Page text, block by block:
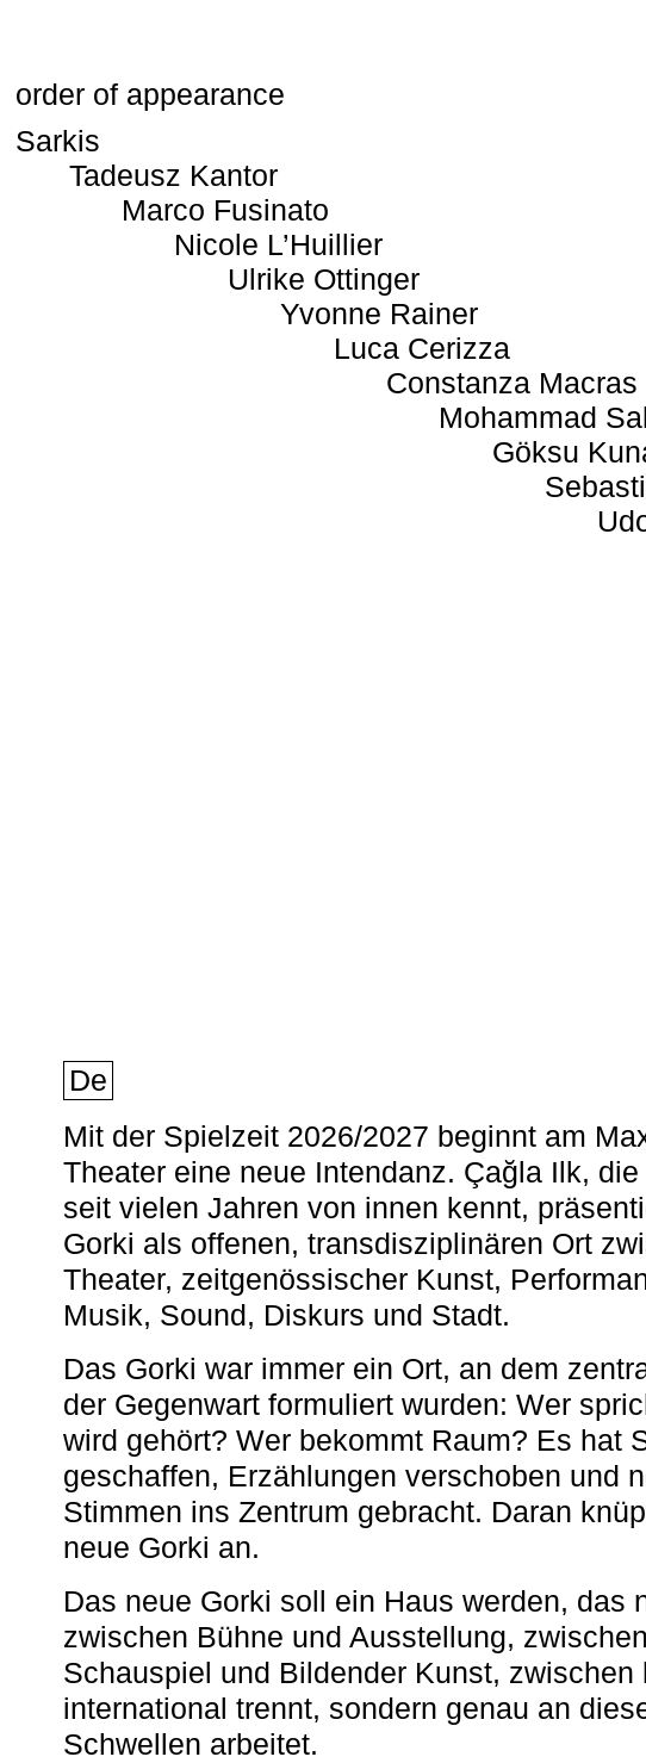
order of appearance
Sarkis
Tadeusz Kantor
Marco Fusinato
Nicole L’Huillier
Ulrike Ottinger
Yvonne Rainer
Luca Cerizza
Constanza Macras
Mohammad
Göksu
De
Mit der Spielzeit 2026/2027 beginnt am
Theater eine neue Intendanz. Çağla Ilk,
seit vielen Jahren von innen kennt,
Gorki als offenen, transdisziplinären Ort
Theater, zeitgenössischer Kunst,
Musik, Sound, Diskurs und Stadt.
Das Gorki war immer ein Ort, an dem
der Gegenwart formuliert wurden: Wer
wird gehört? Wer bekommt Raum? Es hat
geschaffen, Erzählungen verschoben und
Stimmen ins Zentrum gebracht. Daran
neue Gorki an.
Das neue Gorki soll ein Haus werden, das
zwischen Bühne und Ausstellung, zwischen
Schauspiel und Bildender Kunst, zwischen
international trennt, sondern genau an
Schwellen arbeitet.